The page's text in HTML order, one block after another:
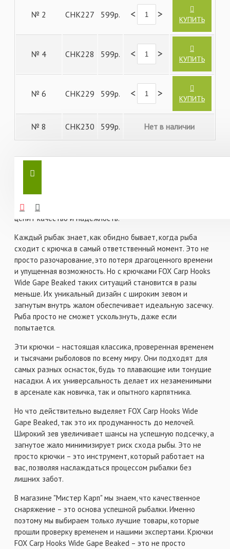
№ 2 CHK227 599р. < > КУПИТЬ
№ 4 CHK228 599р. < > КУПИТЬ
№ 6 CHK229 599р. < > КУПИТЬ
№ 8 CHK230 599р. Нет в наличии
Вы когда-нибудь задумывались, что делает карповую
рыбалку по-настоящему успешной? Это не только
здесь на первый план выходят крючки FOX Carp Hooks
Wide Gape Beaked – настоящая находка для тех, кто
ценит качество и надежность.
Каждый рыбак знает, как обидно бывает, когда рыба
сходит с крючка в самый ответственный момент. Это не
просто разочарование, это потеря драгоценного времени
и упущенная возможность. Но с крючками FOX Carp Hooks
Wide Gape Beaked таких ситуаций становится в разы
меньше. Их уникальный дизайн с широким зевом и
загнутым внутрь жалом обеспечивает идеальную засечку.
Рыба просто не сможет ускользнуть, даже если
попытается.
Эти крючки – настоящая классика, проверенная временем
и тысячами рыболовов по всему миру. Они подходят для
самых разных оснасток, будь то плавающие или тонущие
насадки. А их универсальность делает их незаменимыми
в арсенале как новичка, так и опытного карпятника.
Но что действительно выделяет FOX Carp Hooks Wide
Gape Beaked, так это их продуманность до мелочей.
Широкий зев увеличивает шансы на успешную подсечку, а
загнутое жало минимизирует риск схода рыбы. Это не
просто крючки – это инструмент, который работает на
вас, позволяя наслаждаться процессом рыбалки без
лишних забот.
В магазине "Мистер Карп" мы знаем, что качественное
снаряжение – это основа успешной рыбалки. Именно
поэтому мы выбираем только лучшие товары, которые
прошли проверку временем и нашими экспертами. Крючки
FOX Carp Hooks Wide Gape Beaked – это не просто